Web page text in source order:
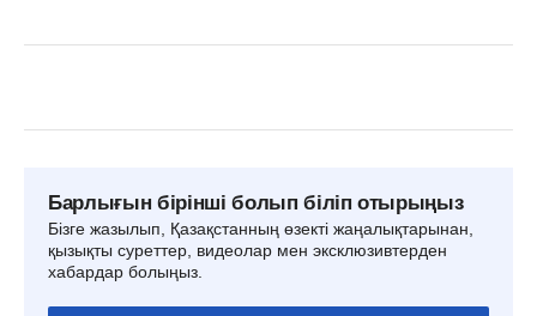
Барлығын бірінші болып біліп отырыңыз
Бізге жазылып, Қазақстанның өзекті жаңалықтарынан,
қызықты суреттер, видеолар мен эксклюзивтерден
хабардар болыңыз.